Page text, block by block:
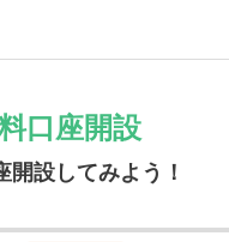
口座開設
開設してみよう！